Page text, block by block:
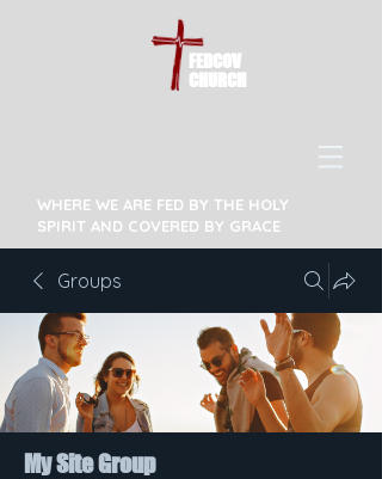
FEDCOV
CHURCH
WHERE WE ARE FED BY THE HOLY
SPIRIT AND COVERED BY GRACE
Groups
My Site Group